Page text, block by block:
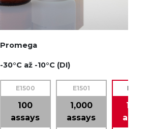
Promega
-30°C až -10°C (DI)
E1500
100
assays
E1501
1,000
assays
E4550
1,000